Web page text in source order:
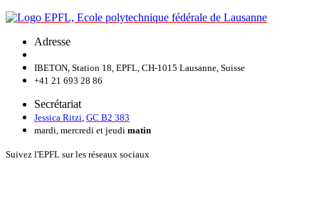
Adresse
IBETON, Station 18, EPFL, CH-1015 Lausanne, Suisse
+41 21 693 28 86
Secrétariat
Jessica Ritzi GC B2 383
mardi, mercredi et jeudi matin
Suivez l'EPFL sur les réseaux sociaux